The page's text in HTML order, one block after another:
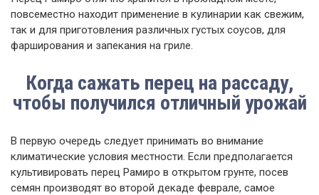
повсеместно находит применение в кулинарии как свежим,
так и для приготовления различных густых соусов, для
фарширования и запекания на гриле.
Когда сажать перец на рассаду,
чтобы получился отличный урожай
В первую очередь следует принимать во внимание
климатические условия местности. Если предполагается
культивировать перец Рамиро в открытом грунте, посев
семян производят во второй декаде феврале, самое